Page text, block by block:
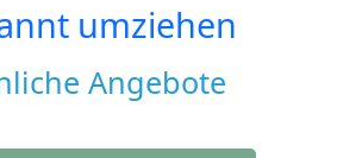
umziehen
Angebote